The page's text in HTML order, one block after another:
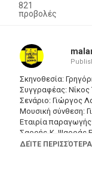
821
προβολές
Σκηνοθεσία:
Συγγραφέας: Νίκος
Σενάριο: Γιώργος
Μουσική σύνθεση:
Εταιρία
Σαρρής-Κ. Ψαρράς
Ηθοποιοί: Ντίνος
ΔΕΊΤΕ ΠΕΡΙΣΣΌΤΕΡΑ